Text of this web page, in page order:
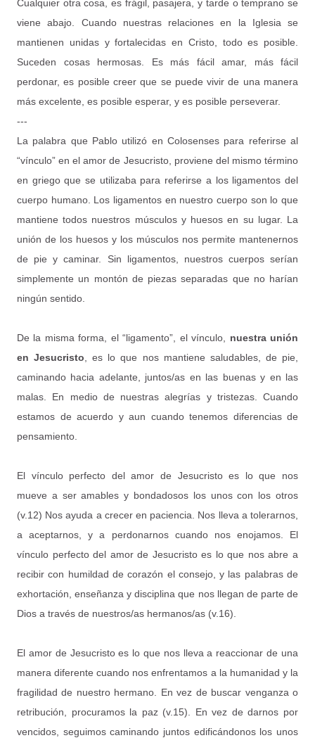
Cualquier otra cosa, es frágil, pasajera, y tarde o temprano se
viene abajo. Cuando nuestras relaciones en la Iglesia se
mantienen unidas y fortalecidas en Cristo, todo es posible.
Suceden cosas hermosas. Es más fácil amar, más fácil
perdonar, es posible creer que se puede vivir de una manera
más excelente, es posible esperar, y es posible perseverar.
---
La palabra que Pablo utilizó en Colosenses para referirse al
“vínculo” en el amor de Jesucristo, proviene del mismo término
en griego que se utilizaba para referirse a los ligamentos del
cuerpo humano. Los ligamentos en nuestro cuerpo son lo que
mantiene todos nuestros músculos y huesos en su lugar. La
unión de los huesos y los músculos nos permite mantenernos
de pie y caminar. Sin ligamentos, nuestros cuerpos serían
simplemente un montón de piezas separadas que no harían
ningún sentido.
De la misma forma, el “ligamento”, el vínculo, nuestra unión
en Jesucristo, es lo que nos mantiene saludables, de pie,
caminando hacia adelante, juntos/as en las buenas y en las
malas. En medio de nuestras alegrías y tristezas. Cuando
estamos de acuerdo y aun cuando tenemos diferencias de
pensamiento.
El vínculo perfecto del amor de Jesucristo es lo que nos
mueve a ser amables y bondadosos los unos con los otros
(v.12) Nos ayuda a crecer en paciencia. Nos lleva a tolerarnos,
a aceptarnos, y a perdonarnos cuando nos enojamos. El
vínculo perfecto del amor de Jesucristo es lo que nos abre a
recibir con humildad de corazón el consejo, y las palabras de
exhortación, enseñanza y disciplina que nos llegan de parte de
Dios a través de nuestros/as hermanos/as (v.16).
El amor de Jesucristo es lo que nos lleva a reaccionar de una
manera diferente cuando nos enfrentamos a la humanidad y la
fragilidad de nuestro hermano. En vez de buscar venganza o
retribución, procuramos la paz (v.15). En vez de darnos por
vencidos, seguimos caminando juntos edificándonos los unos